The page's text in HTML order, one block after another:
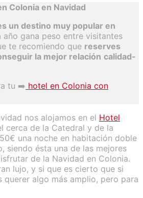
Colonia en Navidad
un destino muy popular en
año gana peso entre visitantes
te recomiendo que reserves
la mejor relación calidad-
tu ➡️ hotel en Colonia con
nos alojamos en el Hotel
cerca de la Catedral y de la
una noche en habitación doble
siendo ésta una de las mejores
de la Navidad en Colonia.
lujo, y si que es cierto que si
querer algo más amplio, pero para